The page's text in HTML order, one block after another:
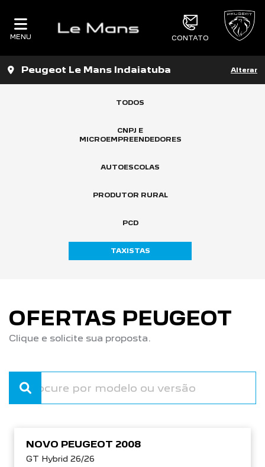
MENU CONTATO
Peugeot Le Mans Indaiatuba Alterar
TODOS
CNPJ E
MICROEMPREENDEDORES
AUTOESCOLAS
PRODUTOR RURAL
PCD
TAXISTAS
OFERTAS PEUGEOT
Clique e solicite sua proposta.
NOVO PEUGEOT 2008
GT Hybrid 26/26